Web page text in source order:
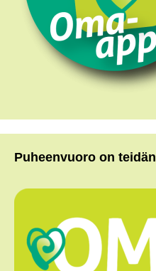
Puheenvuoro on teidän